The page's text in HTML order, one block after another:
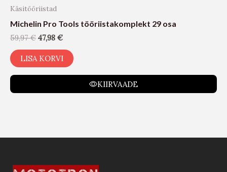
Käsitööriistad
Michelin Pro Tools tööriistakomplekt 29 osa
59,97€ 47,98 €
LISA KORVI
KIIRVAADE